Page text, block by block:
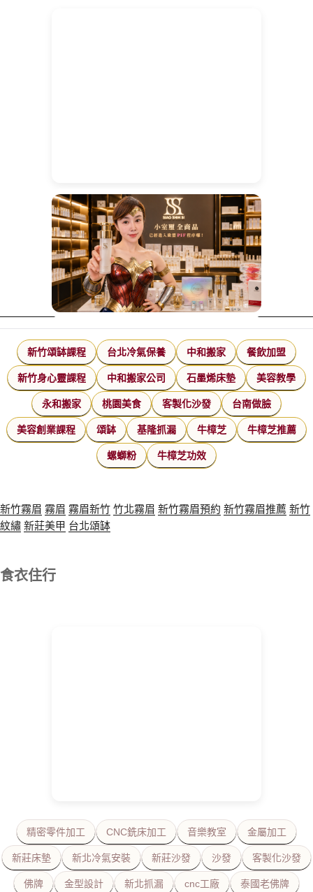
新竹頌缽課程 台北冷氣保養 中和搬家 餐飲加盟
新竹身心靈課程 中和搬家公司 石墨烯床墊 美容教學
永和搬家 桃園美食 客製化沙發 台南做臉
美容創業課程 頌缽 基隆抓漏 牛樟芝 牛樟芝推薦
螺螄粉 牛樟芝功效
新竹霧眉 霧眉 霧眉新竹竹北霧眉 新竹霧眉預約 新竹霧眉推薦 新竹
紋繡新莊美甲 台北頌缽
食衣住行
精密零件加工 CNC銑床加工 音樂教室 金屬加工
新莊床墊 新北冷氣安裝 新莊沙發 沙發 客製化沙發
佛牌 金型設計 新北抓漏 cnc工廠 泰國老佛牌